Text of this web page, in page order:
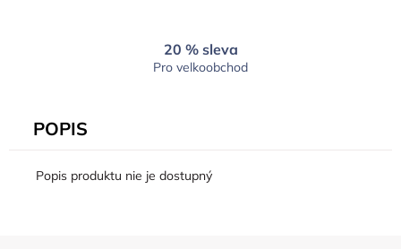
20 % sleva
Pro velkoobchod
POPIS
Popis produktu nie je dostupný